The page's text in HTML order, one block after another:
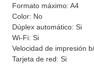
Formato máximo: A4
Color: No
Dúplex automático: Si
Wi-Fi: Si
Velocidad de impresión
Tarjeta de red: Si